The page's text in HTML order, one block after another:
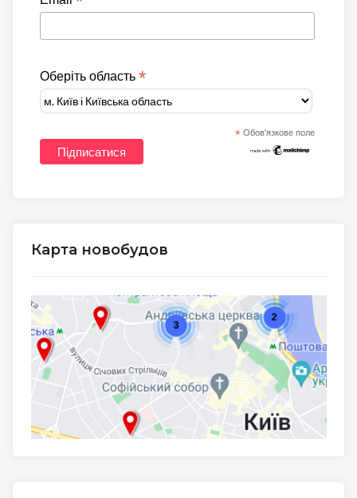
Оберіть область *
* Обов'язкове поле
Карта новобудов